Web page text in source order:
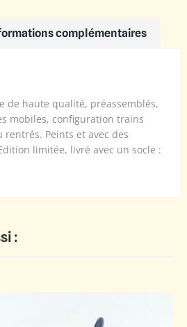
complémentaires
de haute qualité, préassemblés,
mobiles, configuration trains
rentrés. Peints et avec des
limitée, livré avec un socle :
: